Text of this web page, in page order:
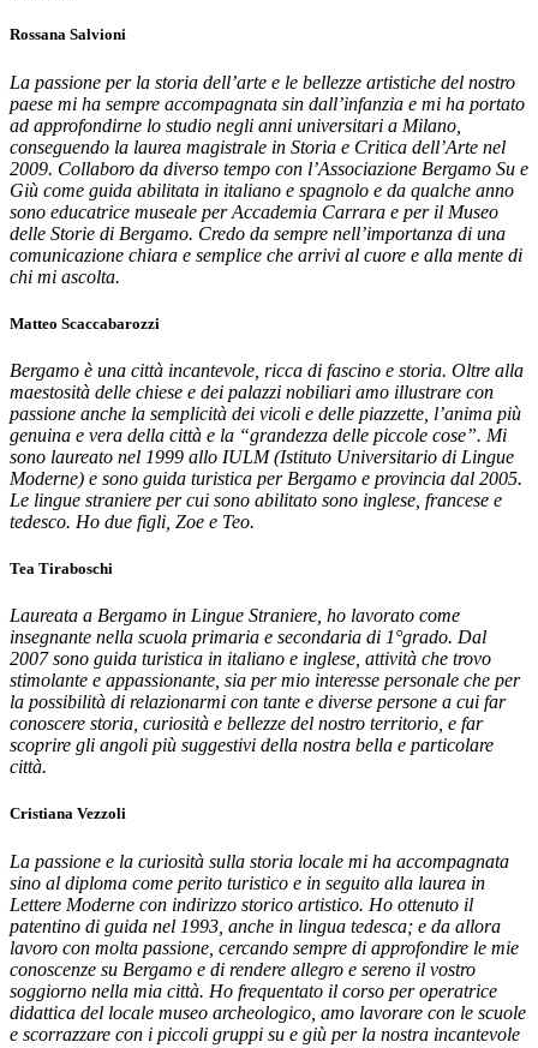
Rossana Salvioni
La passione per la storia dell’arte e le bellezze artistiche del nostro
paese mi ha sempre accompagnata sin dall’infanzia e mi ha portato
ad approfondirne lo studio negli anni universitari a Milano,
conseguendo la laurea magistrale in Storia e Critica dell’Arte nel
2009. Collaboro da diverso tempo con l’Associazione Bergamo Su e
Giù come guida abilitata in italiano e spagnolo e da qualche anno
sono educatrice museale per Accademia Carrara e per il Museo
delle Storie di Bergamo. Credo da sempre nell’importanza di una
comunicazione chiara e semplice che arrivi al cuore e alla mente di
chi mi ascolta.
Matteo Scaccabarozzi
Bergamo è una città incantevole, ricca di fascino e storia. Oltre alla
maestosità delle chiese e dei palazzi nobiliari amo illustrare con
passione anche la semplicità dei vicoli e delle piazzette, l’anima più
genuina e vera della città e la “grandezza delle piccole cose”. Mi
sono laureato nel 1999 allo IULM (Istituto Universitario di Lingue
Moderne) e sono guida turistica per Bergamo e provincia dal 2005.
Le lingue straniere per cui sono abilitato sono inglese, francese e
tedesco. Ho due figli, Zoe e Teo.
Tea Tiraboschi
Laureata a Bergamo in Lingue Straniere, ho lavorato come
insegnante nella scuola primaria e secondaria di 1°grado. Dal
2007 sono guida turistica in italiano e inglese, attività che trovo
stimolante e appassionante, sia per mio interesse personale che per
la possibilità di relazionarmi con tante e diverse persone a cui far
conoscere storia, curiosità e bellezze del nostro territorio, e far
scoprire gli angoli più suggestivi della nostra bella e particolare
città.
Cristiana Vezzoli
La passione e la curiosità sulla storia locale mi ha accompagnata
sino al diploma come perito turistico e in seguito alla laurea in
Lettere Moderne con indirizzo storico artistico. Ho ottenuto il
patentino di guida nel 1993, anche in lingua tedesca; e da allora
lavoro con molta passione, cercando sempre di approfondire le mie
conoscenze su Bergamo e di rendere allegro e sereno il vostro
soggiorno nella mia città. Ho frequentato il corso per operatrice
didattica del locale museo archeologico, amo lavorare con le scuole
e scorrazzare con i piccoli gruppi su e giù per la nostra incantevole